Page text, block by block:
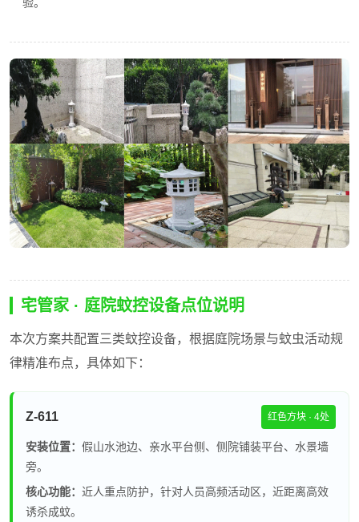
宅管家 · 庭院蚊控设备点位说明
本次方案共配置三类蚊控设备，根据庭院场景与蚊虫活动规
律精准布点，具体如下：
Z-611 红色方块 · 4处
安装位置： 假山水池边、亲水平台侧、侧院铺装平台、水景墙
旁。
核心功能： 近人重点防护，针对人员高频活动区，近距离高效
诱杀成蚊。